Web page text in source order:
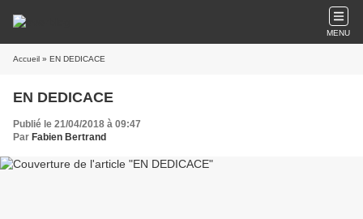
MENU
Accueil » EN DEDICACE
EN DEDICACE
Publié le 21/04/2018 à 09:47
Par Fabien Bertrand